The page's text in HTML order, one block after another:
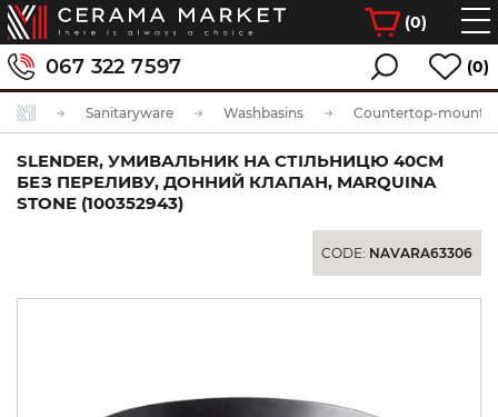
(0)
067 322 7597 (0)
Sanitaryware Washbasins Countertop-
SLENDER, УМИВАЛЬНИК НА СТІЛЬНИЦЮ 40СМ
БЕЗ ПЕРЕЛИВУ, ДОННИЙ КЛАПАН, MARQUINA
STONE (100352943)
CODE: NAVARA63306